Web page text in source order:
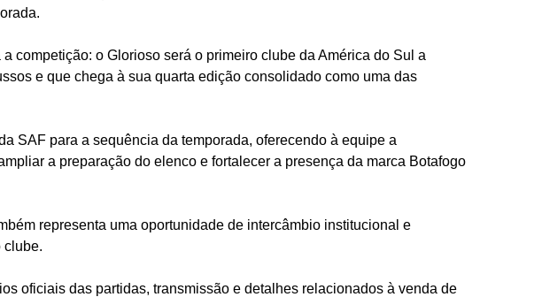
competição: o Glorioso será o primeiro clube da América do Sul a
e que chega à sua quarta edição consolidado como uma das
SAF para a sequência da temporada, oferecendo à equipe a
a preparação do elenco e fortalecer a presença da marca Botafogo
representa uma oportunidade de intercâmbio institucional e
clube.
oficiais das partidas, transmissão e detalhes relacionados à venda de